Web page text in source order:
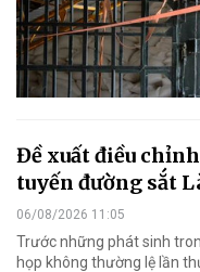
Đề xuất điều
tuyến đường sắt
06/08/2026 11:05
Trước những phát sinh
họp không thường lệ lần